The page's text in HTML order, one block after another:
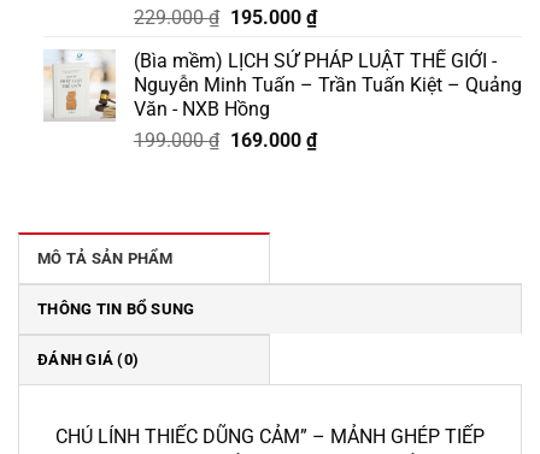
229.000₫ Giá
là:
229.000 ₫.
195.000 ₫Giá
tại
là:
(Bìa mềm) LỊCH SỬ PHÁP LUẬT THẾ GIỚI -
Nguyễn Minh Tuấn – Trần Tuấn Kiệt – Quảng
Văn - NXB Hồng
199.000₫ Giá
169.000 ₫Giá
MÔ TẢ SẢN PHẨM
THÔNG TIN BỔ SUNG
ĐÁNH GIÁ (0)
CHÚ LÍNH THIẾC DŨNG CẢM” – MẢNH GHÉP TIẾP